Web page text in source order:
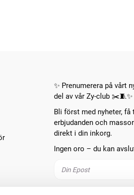
✨ Prenumerera på vårt
del av vår Zy-club ✂️🧵✨
Bli först med nyheter,
erbjudanden och
direkt i din inkorg.
Ingen oro – du kan